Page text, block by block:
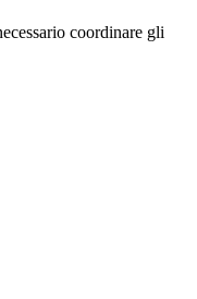
coordinare gli